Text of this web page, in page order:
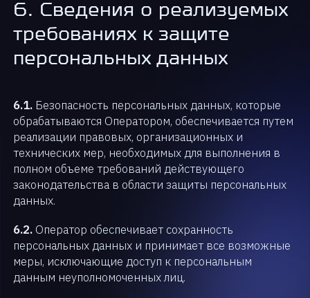
6. Сведения о реализуемых
требованиях к защите
персональных данных
6.1. Безопасность персональных данных, которые
обрабатываются Оператором, обеспечивается путем
реализации правовых, организационных и
технических мер, необходимых для выполнения в
полном объеме требований действующего
законодательства в области защиты персональных
данных.
6.2. Оператор обеспечивает сохранность
персональных данных и принимает все возможные
меры, исключающие доступ к персональным
данным неуполномоченных лиц.